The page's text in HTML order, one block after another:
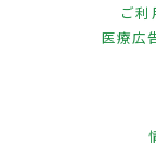
ご利
医療広